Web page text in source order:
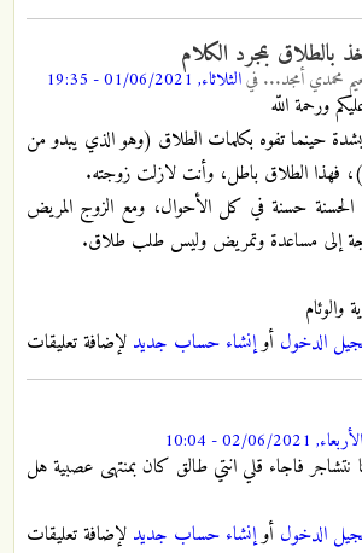
بالطلاق بمجرد الكلام
محمدي أمجد... فيالثلاثاء, 01/06/2021 - 19:35
ورحمة اللّه
حينما تفوه بكلمات الطلاق (وهو الذي يبدو من
فهذا الطلاق باطل، وأنت لازلت زوجته.
الحسنة حسنة في كل الأحوال، ومع الزوج المريض
إلى مساعدة وتمريض وليس طلب طلاق.
والوئام
الدخول أوإنشاء حساب جديد لإضافة تعليقات
الأربعاء, 02/06/2021 - 10:04
نتشاجر فاجاء قلي انتي طالق كان بمنتهى عصبية هل
الدخول أوإنشاء حساب جديد لإضافة تعليقات